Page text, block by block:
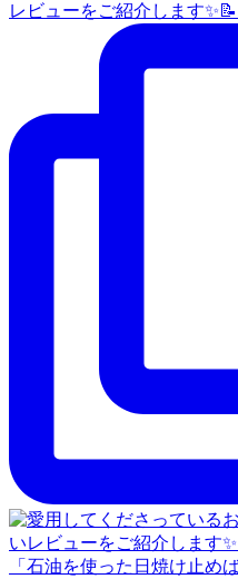
レビューをご紹介します